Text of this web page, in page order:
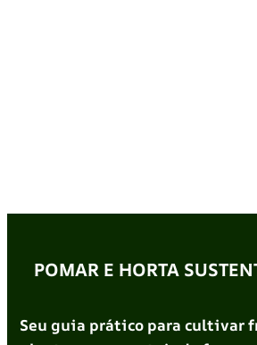
POMAR E HORTA
Seu guia prático para cultivar